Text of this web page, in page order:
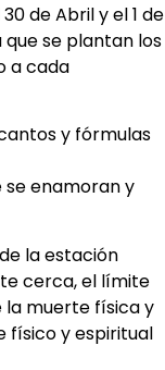
de Abril y el 1 de
se plantan los
a cada
y fórmulas
se enamoran y
la estación
cerca, el límite
la muerte física y
físico y espiritual